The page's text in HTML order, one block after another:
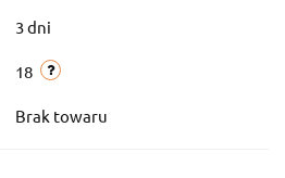
3 dni
18
Brak towaru